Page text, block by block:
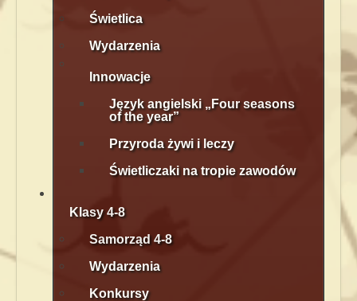
Świetlica
Wydarzenia
Innowacje
Język angielski „Four seasons
of the year”
Przyroda żywi i leczy
Świetliczaki na tropie zawodów
Klasy 4-8
Samorząd 4-8
Wydarzenia
Konkursy